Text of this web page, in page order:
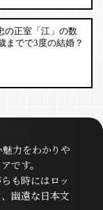
の正室「江」の数
までで3度の結婚？
力をわかりや
です。
も時にはロッ
幽遠な日本文